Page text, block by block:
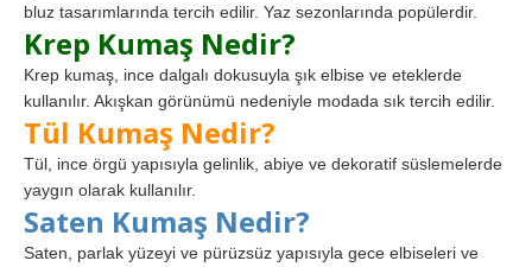
bluz tasarımlarında tercih edilir. Yaz sezonlarında popülerdir.
Krep Kumaş Nedir?
Krep kumaş, ince dalgalı dokusuyla şık elbise ve eteklerde
kullanılır. Akışkan görünümü nedeniyle modada sık tercih edilir.
Tül Kumaş Nedir?
Tül, ince örgü yapısıyla gelinlik, abiye ve dekoratif süslemelerde
yaygın olarak kullanılır.
Saten Kumaş Nedir?
Saten, parlak yüzeyi ve pürüzsüz yapısıyla gece elbiseleri ve